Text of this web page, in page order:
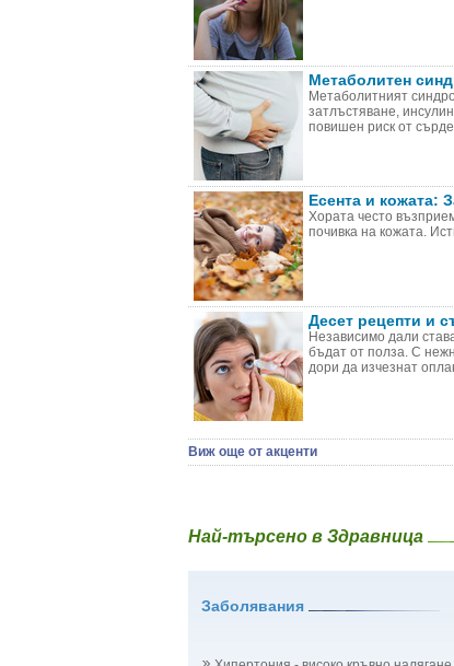
Метаболитен
Метаболитният
затлъстяване,
повишен риск от
Есента и кожата:
Хората често
почивка на кожата.
Десет рецепти и
Независимо дали
бъдат от полза. С
дори да изчезнат
Виж още от акценти
Най-търсено в Здравница
Заболявания